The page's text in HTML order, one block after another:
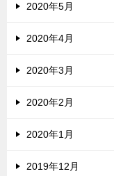
2020年5月
2020年4月
2020年3月
2020年2月
2020年1月
2019年12月